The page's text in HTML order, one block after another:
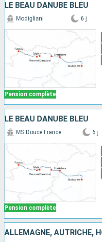
LE BEAU DANUBE BLEU
Pension complète
Modigliani 6 j
LE BEAU DANUBE BLEU
Pension complète
MS Douce France 6 j
ALLEMAGNE, AUTRICHE,